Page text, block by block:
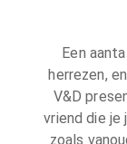
Een
herrezen,
V&D
vriend die je
zoals